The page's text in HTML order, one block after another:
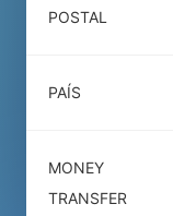
POSTAL
PAÍS
MONEY
TRANSFER